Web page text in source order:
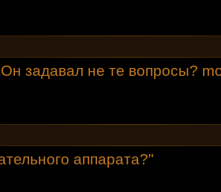
задавал не те вопросы?
аппарата?"